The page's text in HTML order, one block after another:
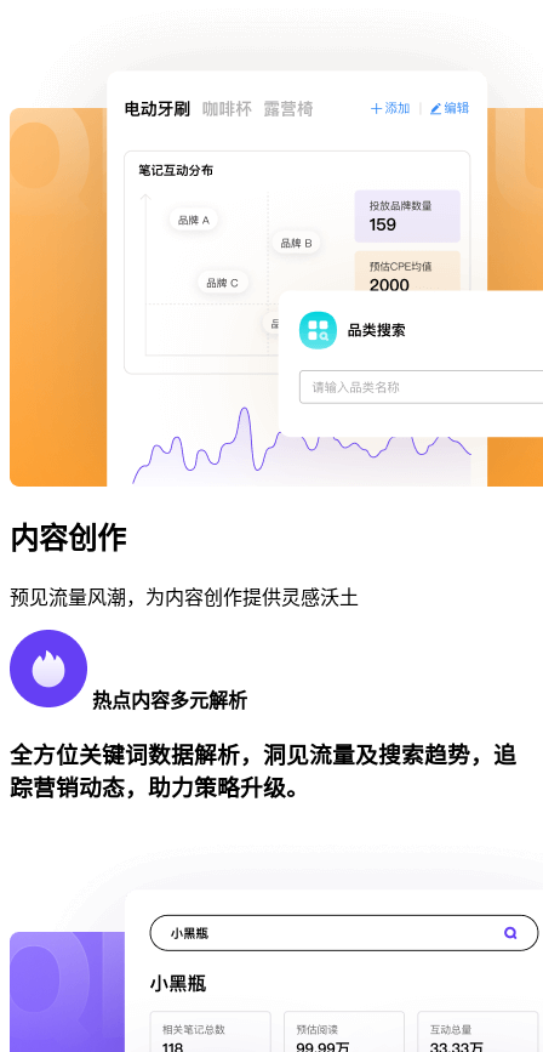
内容创作
预见流量风潮，为内容创作提供灵感沃土
热点内容多元解析
全方位关键词数据解析，洞见流量及搜索趋势，追
踪营销动态，助力策略升级。